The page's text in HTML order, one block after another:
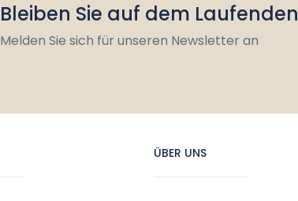
Bleiben Sie auf dem Laufenden
Melden Sie sich für unseren Newsletter an
ÜBER UNS